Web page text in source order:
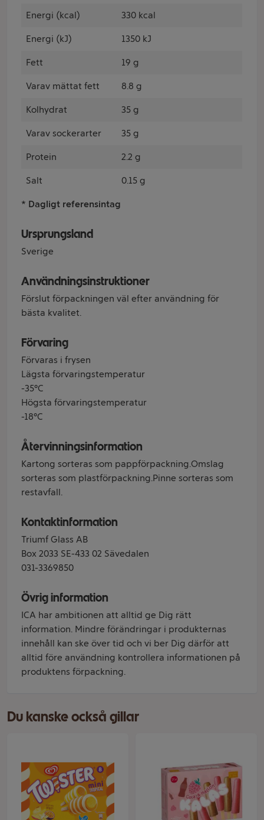
Energi (kcal) 330 kcal
Energi (kJ) 1350 kJ
Fett 19 g
Varav mättat fett 8.8 g
Kolhydrat 35 g
Varav sockerarter 35 g
Protein 2.2 g
Salt 0.15 g
* Dagligt referensintag
Ursprungsland
Sverige
Användningsinstruktioner
Förslut förpackningen väl efter användning för
bästa kvalitet.
Förvaring
Förvaras i frysen
Lägsta förvaringstemperatur
-35°C
Högsta förvaringstemperatur
-18°C
Återvinningsinformation
Kartong sorteras som pappförpackning.Omslag
sorteras som plastförpackning.Pinne sorteras som
restavfall.
Kontaktinformation
Triumf Glass AB
Box 2033 SE-433 02 Sävedalen
031-3369850
Övrig information
ICA har ambitionen att alltid ge Dig rätt
information. Mindre förändringar i produkternas
innehåll kan ske över tid och vi ber Dig därför att
alltid före användning kontrollera informationen på
produktens förpackning.
Du kanske också gillar